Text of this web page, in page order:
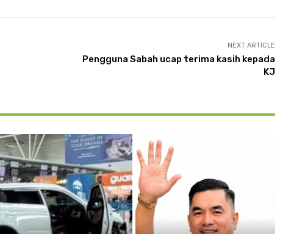
NEXT ARTICLE
Pengguna Sabah ucap terima kasih kepada
KJ